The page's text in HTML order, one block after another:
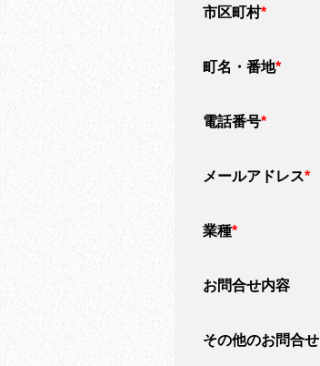
市区町村*
町名・番地*
電話番号*
メールアドレス*
業種*
お問合せ内容
その他のお問合せ